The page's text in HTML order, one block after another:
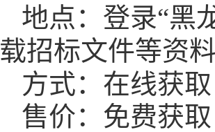
地点：登录“黑
载招标文件等资
方式：在线获取
售价：免费获取